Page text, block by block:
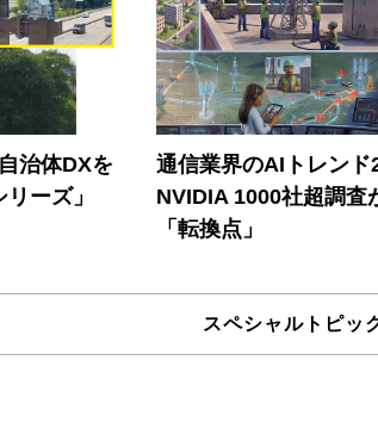
治体DXを
ーズ」
通信業界のAIトレン
NVIDIA 1000社超調査
「転換点」
スペシャルトピッ